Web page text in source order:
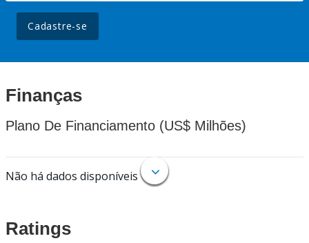
Cadastre-se
Finanças
Plano De Financiamento (US$ Milhões)
Não há dados disponíveis
Ratings